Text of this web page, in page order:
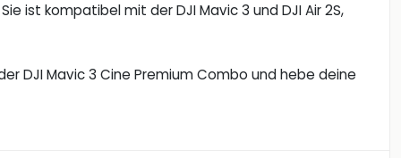
ist kompatibel mit der DJI Mavic 3 und DJI Air 2S,
DJI Mavic 3 Cine Premium Combo und hebe deine